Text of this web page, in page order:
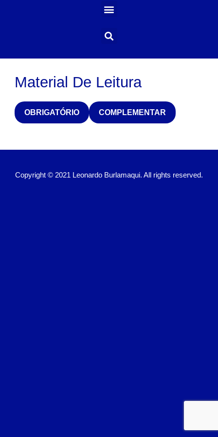
Material De Leitura
OBRIGATÓRIO COMPLEMENTAR
Copyright © 2021 Leonardo Burlamaqui. All rights reserved.